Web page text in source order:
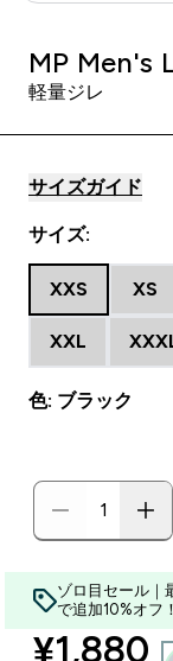
MP Men's
軽量ジレ
サイズガイド
サイズ:
XXS XS
XXL
色: ブラック
ゾロ目セール｜
で追加10%オフ！
¥1,880‎